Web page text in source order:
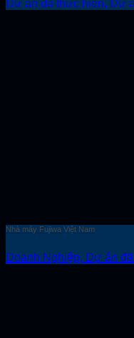
Dự án đã thực hiện, Dự
Nhà máy Fujiwa Việt Nam
Doanh Nghiệp, Dự án